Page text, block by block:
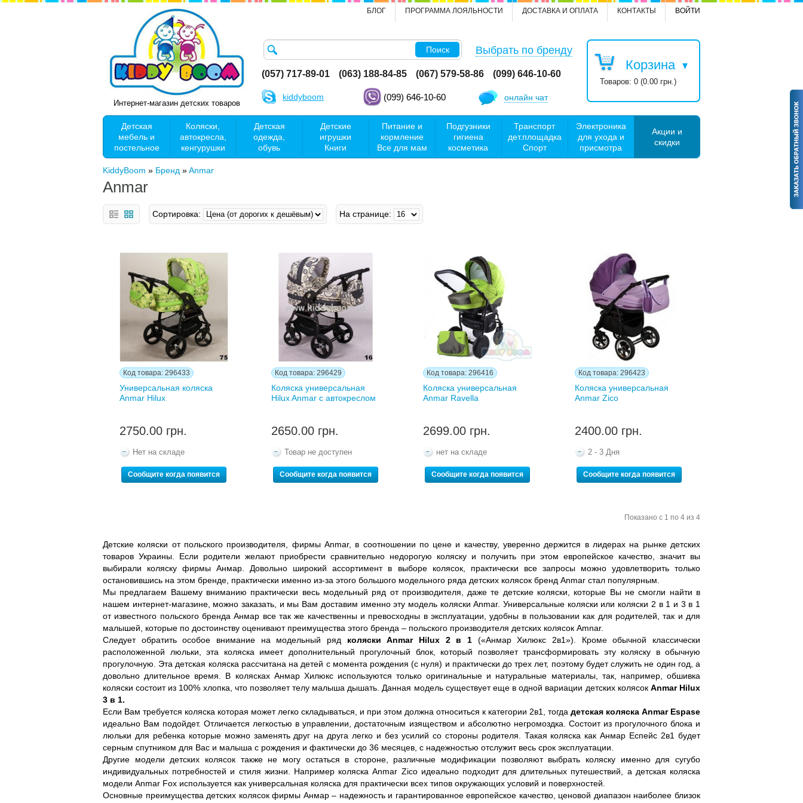
ВОЙТИ
КОНТАКТЫ
ДОСТАВКА И ОПЛАТА
ПРОГРАММА ЛОЯЛЬНОСТИ
БЛОГ
Интернет-магазин детских товаров
Поиск Выбрать по бренду
Корзина
Товаров: 0 (0.00 грн.)
(057) 717-89-01 (063) 188-84-85 (067) 579-58-86 (099) 646-10-60
kiddyboom (099) 646-10-60 онлайн чат
Детская
мебель и
постельное
Коляски,
автокресла,
кенгурушки
Детская
одежда,
обувь
Детские
игрушки
Книги
Питание и
кормление
Все для мам
Подгузники
гигиена
косметика
Транспорт
дет.площадка
Спорт
Электроника
для ухода и
присмотра
Акции и
скидки
KiddyBoom » Бренд »Anmar
Anmar
Сортировка: На странице:
Код товара: 296433
Универсальная коляска
Anmar Hilux
2750.00 грн.
Нет на складе
Сообщите когда появится
Код товара: 296429
Коляска универсальная
Hilux Anmar с автокреслом
2650.00 грн.
Товар не доступен
Сообщите когда появится
Код товара: 296416
Коляска универсальная
Anmar Ravella
2699.00 грн.
нет на складе
Сообщите когда появится
Код товара: 296423
Коляска универсальная
Anmar Zico
2400.00 грн.
2 - 3 Дня
Сообщите когда появится
Показано с 1 по 4 из 4
Детские коляски от польского производителя, фирмы Anmar, в соотношении по цене и качеству, уверенно держится в лидерах на рынке детских
товаров Украины. Если родители желают приобрести сравнительно недорогую коляску и получить при этом европейское качество, значит вы
выбирали коляску фирмы Анмар. Довольно широкий ассортимент в выборе колясок, практически все запросы можно удовлетворить только
остановившись на этом бренде, практически именно из-за этого большого модельного ряда детских колясок бренд Anmar стал популярным.
Мы предлагаем Вашему вниманию практически весь модельный ряд от производителя, даже те детские коляски, которые Вы не смогли найти в
нашем интернет-магазине, можно заказать, и мы Вам доставим именно эту модель коляски Anmar. Универсальные коляски или коляски 2 в 1 и 3 в 1
от известного польского бренда Анмар все так же качественны и превосходны в эксплуатации, удобны в пользовании как для родителей, так и для
малышей, которые по достоинству оценивают преимущества этого бренда – польского производителя детских колясок Amnar.
Следует обратить особое внимание на модельный ряд коляскиAnmar Hilux 2 в 1 («Анмар Хилюкс 2в1»). Кроме обычной классически
расположенной люльки, эта коляска имеет дополнительный прогулочный блок, который позволяет трансформировать эту коляску в обычную
прогулочную. Эта детская коляска рассчитана на детей с момента рождения (с нуля) и практически до трех лет, поэтому будет служить не один год, а
довольно длительное время. В колясках Анмар Хилюкс используются только оригинальные и натуральные материалы, так, например, обшивка
коляски состоит из 100% хлопка, что позволяет телу малыша дышать. Данная модель существует еще в одной вариации детских колясок Anmar Hilux
3 в 1.
Если Вам требуется коляска которая может легко складываться, и при этом должна относиться к категории 2в1, тогда детская коляска Anmar Espase
идеально Вам подойдет. Отличается легкостью в управлении, достаточным изяществом и абсолютно негромоздка. Состоит из прогулочного блока и
люльки для ребенка которые можно заменять друг на друга легко и без усилий со стороны родителя. Такая коляска как Анмар Еспейс 2в1 будет
серным спутником для Вас и малыша с рождения и фактически до 36 месяцев, с надежностью отслужит весь срок эксплуатации.
Другие модели детских колясок также не могу остаться в стороне, различные модификации позволяют выбрать коляску именно для сугубо
индивидуальных потребностей и стиля жизни. Например коляска Anmar Zico идеально подходит для длительных путешествий, а детская коляска
модели Anmar Fox используется как универсальная коляска для практически всех типов окружающих условий и поверхностей.
Основные преимущества детских колясок фирмы Анмар – надежность и гарантированное европейское качество, ценовой диапазон наиболее близок